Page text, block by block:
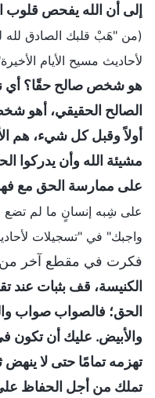
إلى أن الله يفحص قلوب
(من "هَبْ قلبك الصادق
لأحاديث مسيح الأيام
هو شخص صالح حقًا؟ أي
الصالح الحقيقي، أهو
أولاً وقبل كل شيء، هم
مشيئة الله وأن يدركوا
على ممارسة الحق مع
على شِبه إنسانٍ ما لم
واجبك" في "تسجيلات
فكرت في مقطع آخر من
الكنيسة، قف بثبات عند
الحق؛ فالصواب صواب
والأبيض. عليك أن تكون
تهزمه تمامًا حتى لا ينهض
تملك من أجل الحفاظ